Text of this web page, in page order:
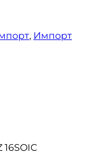
, Импорт
16SOIC